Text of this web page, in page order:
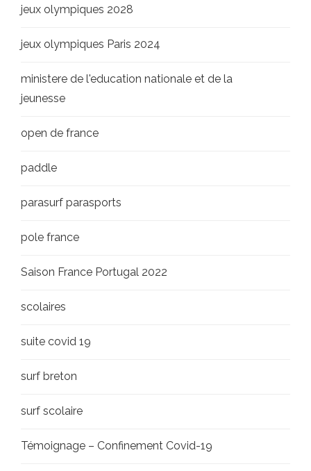
jeux olympiques 2028
jeux olympiques Paris 2024
ministere de l'education nationale et de la
jeunesse
open de france
paddle
parasurf parasports
pole france
Saison France Portugal 2022
scolaires
suite covid 19
surf breton
surf scolaire
Témoignage – Confinement Covid-19